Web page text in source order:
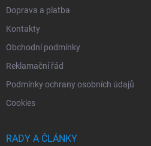
Doprava a platba
Kontakty
Obchodní podmínky
Reklamační řád
Podmínky ochrany osobních údajů
Cookies
RADY A ČLÁNKY